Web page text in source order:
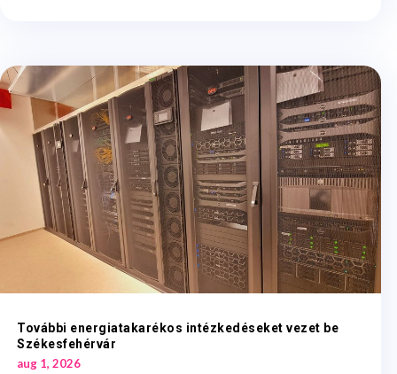
További energiatakarékos intézkedéseket vezet be
Székesfehérvár
aug 1, 2026